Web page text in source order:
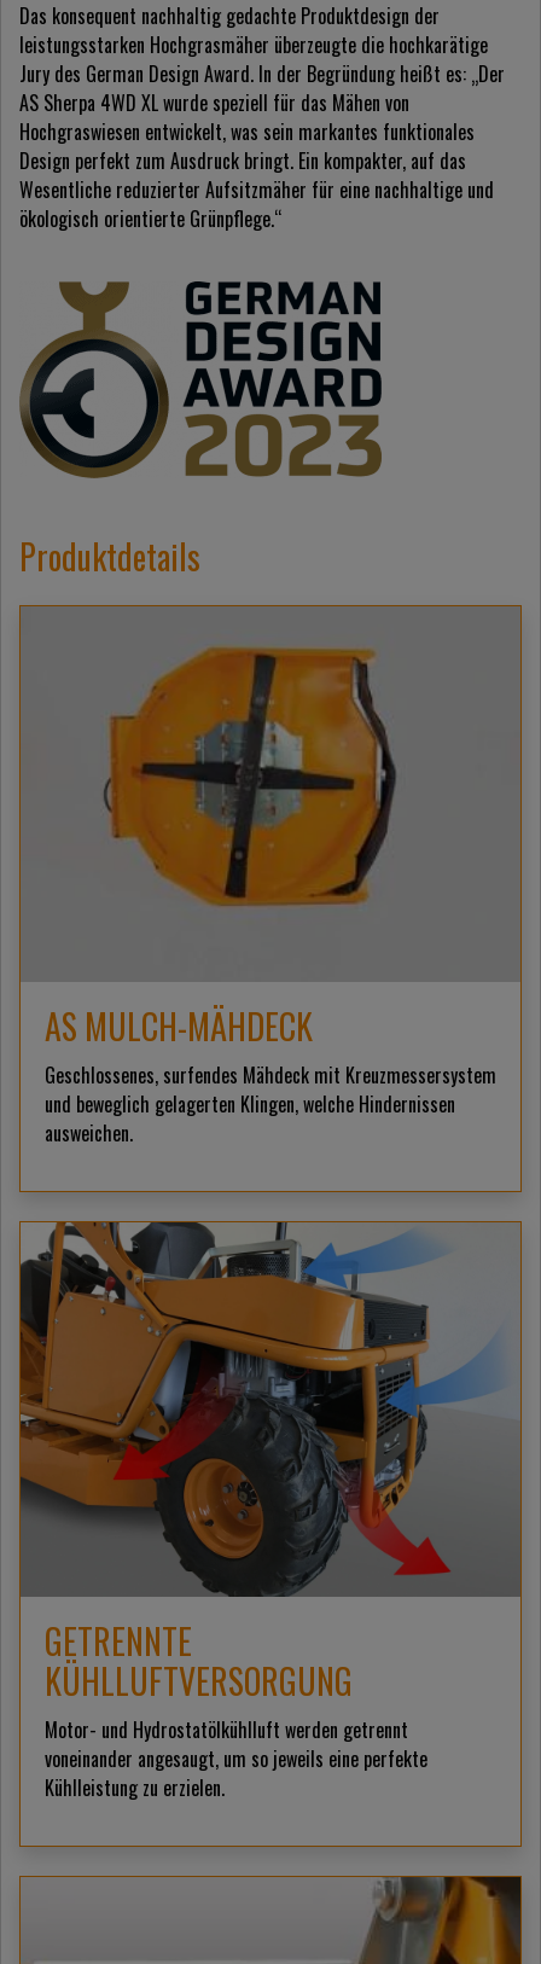
Das konsequent nachhaltig gedachte Produktdesign der
leistungsstarken Hochgrasmäher überzeugte die hochkarätige
Jury des German Design Award. In der Begründung heißt es: „Der
AS Sherpa 4WD XL wurde speziell für das Mähen von
Hochgraswiesen entwickelt, was sein markantes funktionales
Design perfekt zum Ausdruck bringt. Ein kompakter, auf das
Wesentliche reduzierter Aufsitzmäher für eine nachhaltige und
ökologisch orientierte Grünpflege.“
Produktdetails
AS MULCH-MÄHDECK
Geschlossenes, surfendes Mähdeck mit Kreuzmessersystem
und beweglich gelagerten Klingen, welche Hindernissen
ausweichen.
GETRENNTE
KÜHLLUFTVERSORGUNG
Motor- und Hydrostatölkühlluft werden getrennt
voneinander angesaugt, um so jeweils eine perfekte
Kühlleistung zu erzielen.